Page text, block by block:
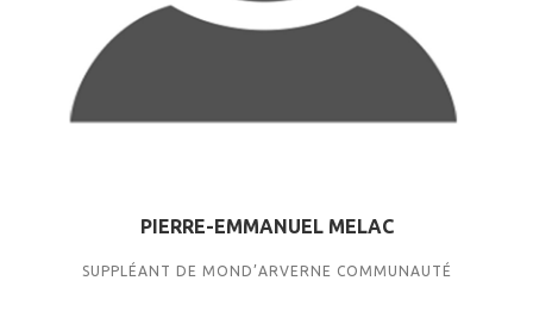
PIERRE-EMMANUEL MELAC
SUPPLÉANT DE MOND’ARVERNE COMMUNAUTÉ